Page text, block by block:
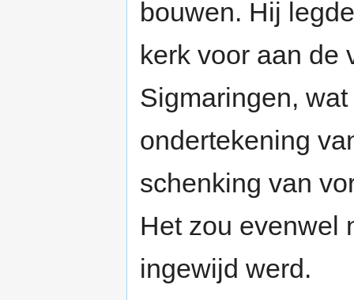
bouwen. Hij
kerk voor aan de
Sigmaringen,
ondertekening
schenking van
Het zou evenwel
ingewijd werd.